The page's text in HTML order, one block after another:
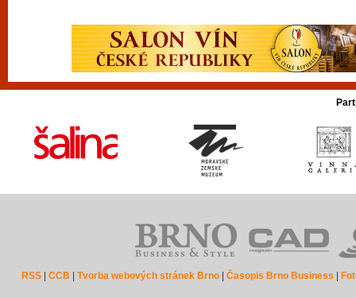
RSS |CCB |Tvorba webových stránek Brno |Časopis Brno Business